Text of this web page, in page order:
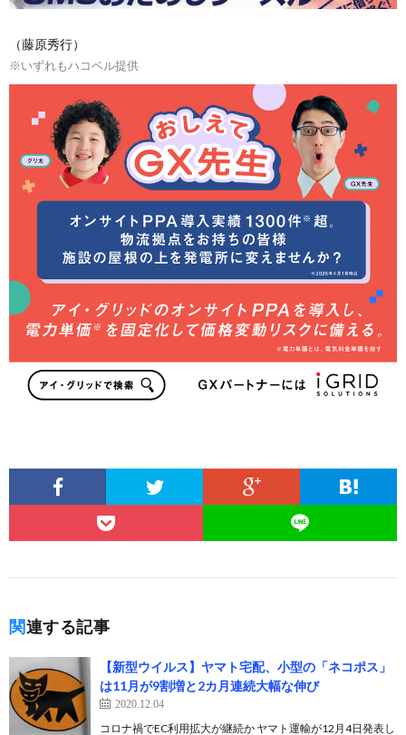
（藤原秀行）
※いずれもハコベル提供
関連する記事
【新型ウイルス】ヤマト宅配、小型の「ネコポス」
は11月が9割増と2カ月連続大幅な伸び
2020.12.04
コロナ禍でEC利用拡大が継続か ヤマト運輸が12月4日発表し